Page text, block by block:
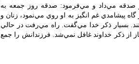
صدقه مي‌داد و مي‌فرمود: صدقه روز جمعه به
پيشامدي غم انگيز به او روي مي‌نمود، زنان و
بسيار ذكر خدا مي‌گفت. راه مي‌رفت در حالي
ذكر خداوند غافل نمي‌شد. فرزندانش را جمع